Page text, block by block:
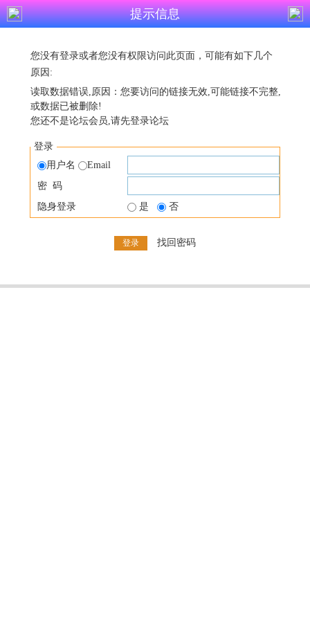
提示信息
您没有登录或者您没有权限访问此页面，可能有如下几个
原因:
读取数据错误,原因：您要访问的链接无效,可能链接不完整,
或数据已被删除!
您还不是论坛会员,请先登录论坛
登录
用户名
Email
密 码
隐身登录
是 否
找回密码